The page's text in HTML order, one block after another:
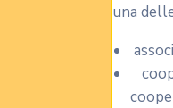
una